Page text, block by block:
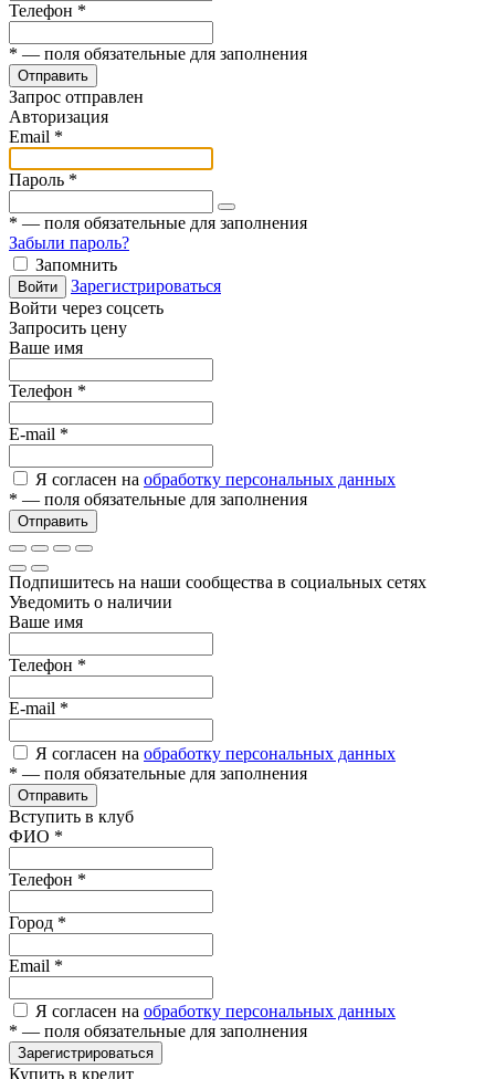
Телефон *
* — поля обязательные для заполнения
Отправить
Запрос отправлен
Авторизация
Email *
Пароль *
* — поля обязательные для заполнения
Забыли пароль?
Запомнить
Войти
Зарегистрироваться
Войти через соцсеть
Запросить цену
Ваше имя
Телефон *
E-mail *
Я согласен на обработку персональных данных
* — поля обязательные для заполнения
Отправить
Подпишитесь на наши сообщества в социальных сетях
Уведомить о наличии
Ваше имя
Телефон *
E-mail *
Я согласен на обработку персональных данных
* — поля обязательные для заполнения
Отправить
Вступить в клуб
ФИО *
Телефон *
Город *
Email *
Я согласен на обработку персональных данных
* — поля обязательные для заполнения
Зарегистрироваться
Купить в кредит